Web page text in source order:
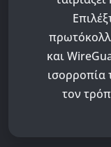
και
ισορροπία
τον